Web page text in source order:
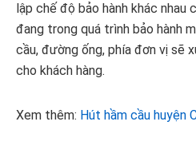
lập chế độ bảo hành khác nhau
đang trong quá trình bảo hành
cầu, đường ống, phía đơn vị sẽ
cho khách hàng.
Xem thêm: Hút hầm cầu huyện